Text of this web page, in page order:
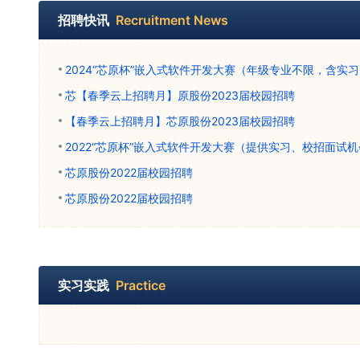
招聘快讯 Recruitment News
2024“芯原杯”嵌入式软件开发大赛（年级专业不限，含实
芯【春季云上招聘月】原股份2023届校园招聘
【春季云上招聘月】芯原股份2023届校园招聘
2022“芯原杯”嵌入式软件开发大赛（提供实习、校招面试
芯原股份2022届校园招聘
芯原股份2022届校园招聘
实习实践 Practice